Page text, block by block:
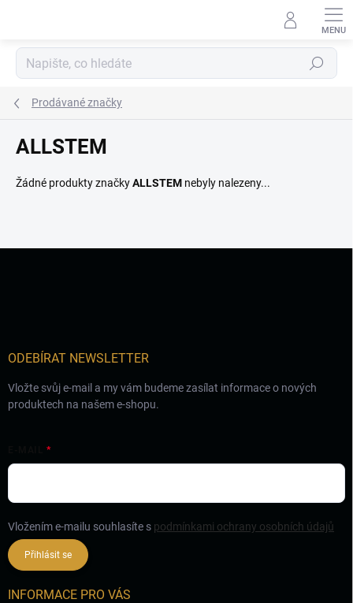
Hledat
Prodávané značky
ALLSTEM
Žádné produkty značkyALLSTEM nebyly nalezeny...
ODEBÍRAT NEWSLETTER
Vložte svůj e-mail a my vám budeme zasílat informace o nových
produktech na našem e-shopu.
Vložením e-mailu souhlasíte s podmínkami ochrany osobních údajů
Přihlásit se
INFORMACE PRO VÁS